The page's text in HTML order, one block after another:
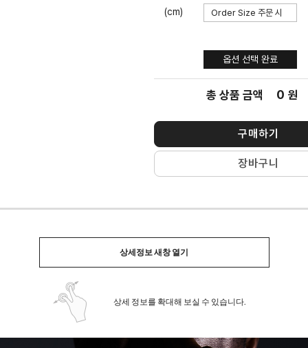
(cm)
옵션 선택 완료
총 상품 금액 0 원
구매하기
장바구니
상세정보 새창 열기
상세 정보를 확대해 보실 수 있습니다.